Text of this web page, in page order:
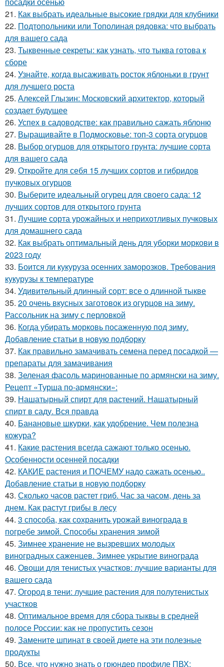
21. Как выбрать идеальные высокие грядки для клубники
22. Подтопольники или Тополиная рядовка: что выбрать
для вашего сада
23. Тыквенные секреты: как узнать, что тыква готова к
сборе
24. Узнайте, когда высаживать росток яблоньки в грунт
для лучшего роста
25. Алексей Глызин: Московский архитектор, который
создает будущее
26. Успех в садоводстве: как правильно сажать яблоню
27. Выращивайте в Подмосковье: топ-3 сорта огурцов
28. Выбор огурцов для открытого грунта: лучшие сорта
для вашего сада
29. Откройте для себя 15 лучших сортов и гибридов
пучковых огурцов
30. Выберите идеальный огурец для своего сада: 12
лучших сортов для открытого грунта
31. Лучшие сорта урожайных и неприхотливых пучковых
для домашнего сада
32. Как выбрать оптимальный день для уборки моркови в
2023 году
33. Боится ли кукуруза осенних заморозков. Требования
кукурузы к температуре
34. Удивительный длинный сорт: все о длинной тыкве
35. 20 очень вкусных заготовок из огурцов на зиму.
Рассольник на зиму с перловкой
36. Когда убирать морковь посаженную под зиму.
Добавление статьи в новую подборку
37. Как правильно замачивать семена перед посадкой —
препараты для замачивания
38. Зеленая фасоль маринованные по армянски на зиму.
Рецепт «Турша по-армянски»:
39. Нашатырный спирт для растений. Нашатырный
спирт в саду. Вся правда
40. Банановые шкурки, как удобрение. Чем полезна
кожура?
41. Какие растения всегда сажают только осенью.
Особенности осенней посадки
42. КАКИЕ растения и ПОЧЕМУ надо сажать осенью..
Добавление статьи в новую подборку
43. Сколько часов растет гриб. Час за часом, день за
днем. Как растут грибы в лесу
44. 3 способа, как сохранить урожай винограда в
погребе зимой. Способы хранения зимой
45. Зимнее хранение не вызревших молодых
виноградных саженцев. Зимнее укрытие винограда
46. Овощи для тенистых участков: лучшие варианты для
вашего сада
47. Огород в тени: лучшие растения для полутенистых
участков
48. Оптимальное время для сбора тыквы в средней
полосе России: как не пропустить сезон
49. Замените шпинат в своей диете на эти полезные
продукты
50. Все, что нужно знать о грюндер профиле ПВХ: